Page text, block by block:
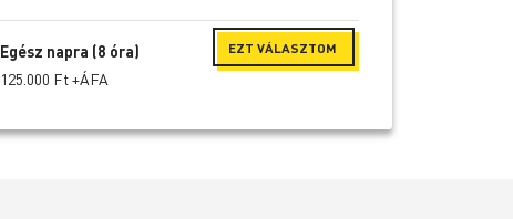
Egész napra (8 óra)
125.000 Ft +ÁFA
EZT VÁLASZTOM